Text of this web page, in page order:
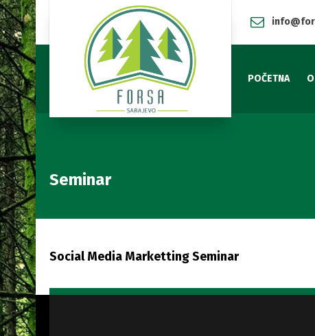
POČETNA
Seminar
Social Media Marketting Seminar